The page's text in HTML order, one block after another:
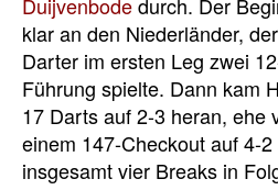
klar an den Niederländer,
Darter im ersten Leg zwei
Führung spielte. Dann kam
17 Darts auf 2-3 heran, ehe
einem 147-Checkout auf 4-
insgesamt vier Breaks in